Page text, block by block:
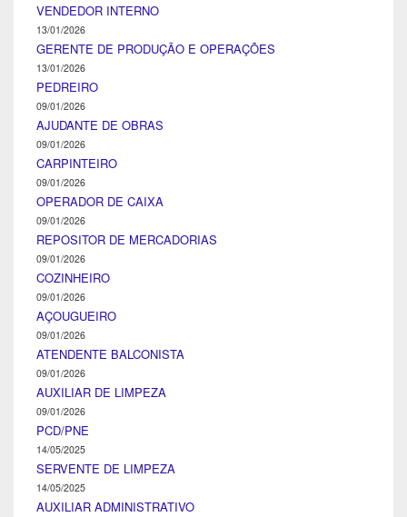
VENDEDOR INTERNO
13/01/2026
GERENTE DE PRODUÇÃO E OPERAÇÕES
13/01/2026
PEDREIRO
09/01/2026
AJUDANTE DE OBRAS
09/01/2026
CARPINTEIRO
09/01/2026
OPERADOR DE CAIXA
09/01/2026
REPOSITOR DE MERCADORIAS
09/01/2026
COZINHEIRO
09/01/2026
AÇOUGUEIRO
09/01/2026
ATENDENTE BALCONISTA
09/01/2026
AUXILIAR DE LIMPEZA
09/01/2026
PCD/PNE
14/05/2025
SERVENTE DE LIMPEZA
14/05/2025
AUXILIAR ADMINISTRATIVO